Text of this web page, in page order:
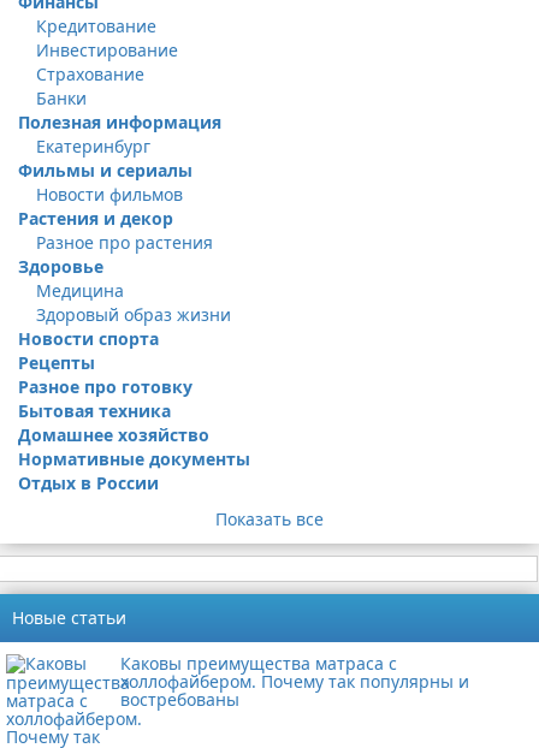
Кредитование
Инвестирование
Страхование
Банки
Полезная информация
Екатеринбург
Фильмы и сериалы
Новости фильмов
Растения и декор
Разное про растения
Здоровье
Медицина
Здоровый образ жизни
Новости спорта
Рецепты
Разное про готовку
Бытовая техника
Домашнее хозяйство
Нормативные документы
Отдых в России
Показать все
Новые статьи
Каковы преимущества матраса с
холлофайбером. Почему так популярны и
востребованы